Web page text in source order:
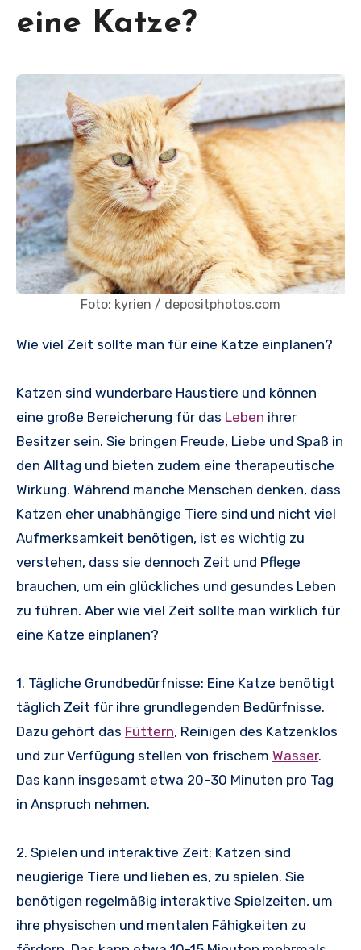
eine Katze?
Foto: kyrien / depositphotos.com
Wie viel Zeit sollte man für eine Katze einplanen?
Katzen sind wunderbare Haustiere und können
eine große Bereicherung für das Leben ihrer
Besitzer sein. Sie bringen Freude, Liebe und Spaß in
den Alltag und bieten zudem eine therapeutische
Wirkung. Während manche Menschen denken, dass
Katzen eher unabhängige Tiere sind und nicht viel
Aufmerksamkeit benötigen, ist es wichtig zu
verstehen, dass sie dennoch Zeit und Pflege
brauchen, um ein glückliches und gesundes Leben
zu führen. Aber wie viel Zeit sollte man wirklich für
eine Katze einplanen?
1. Tägliche Grundbedürfnisse: Eine Katze benötigt
täglich Zeit für ihre grundlegenden Bedürfnisse.
Dazu gehört das Füttern, Reinigen des Katzenklos
und zur Verfügung stellen von frischem Wasser.
Das kann insgesamt etwa 20-30 Minuten pro Tag
in Anspruch nehmen.
2. Spielen und interaktive Zeit: Katzen sind
neugierige Tiere und lieben es, zu spielen. Sie
benötigen regelmäßig interaktive Spielzeiten, um
ihre physischen und mentalen Fähigkeiten zu